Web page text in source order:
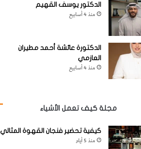
الدكتور يوسف القهيم
منذ 4 أسابيع
الدكتورة عائشة أحمد مطيران
العازمي
منذ 4 أسابيع
مجلة كيف تعمل الأشياء
كيفية تحضير فنجان القهوة المثالي
منذ 5 أيام